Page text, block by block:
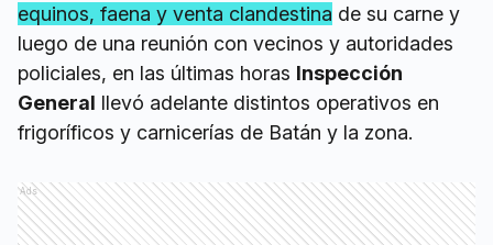
equinos, faena y venta clandestina de su carne y
luego de una reunión con vecinos y autoridades
policiales, en las últimas horas Inspección
General llevó adelante distintos operativos en
frigoríficos y carnicerías de Batán y la zona.
Ads